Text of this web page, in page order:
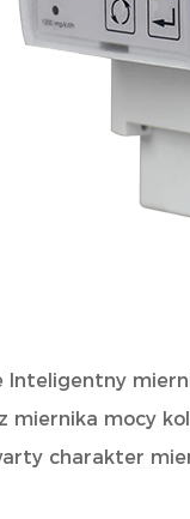
Inteligentny
miernika mocy
charakter